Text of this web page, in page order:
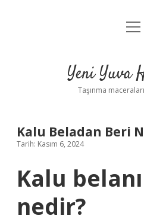
Yasal
Yeni Yuva
Taşınma
Kalu Beladan Beri
Tarih: Kasım 6, 2024
Kalu
nedir?